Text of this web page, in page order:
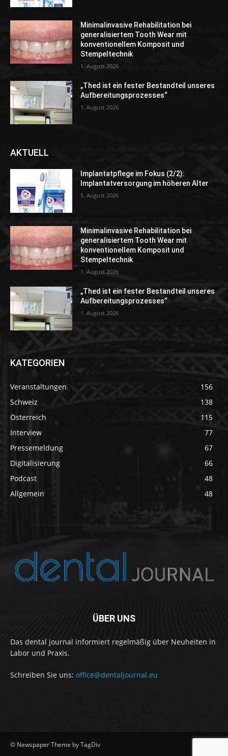
Minimalinvasive Rehabilitation bei
generalisiertem Tooth Wear mit
konventionellem Komposit und
Stempeltechnik
1. August 2026
„Thed ist ein fester Bestandteil unseres
Aufbereitungsprozesses“
1. August 2026
AKTUELL
Implantatpflege im Fokus (2/2):
Implantatversorgung im höheren Alter
5. August 2026
Minimalinvasive Rehabilitation bei
generalisiertem Tooth Wear mit
konventionellem Komposit und
Stempeltechnik
1. August 2026
„Thed ist ein fester Bestandteil unseres
Aufbereitungsprozesses“
1. August 2026
KATEGORIEN
Veranstaltungen
156
Schweiz
138
Österreich
115
Interview
77
Pressemeldung
67
Digitalisierung
66
Podcast
48
Allgemein
48
ÜBER UNS
Das dental journal informiert regelmäßig über Neuheiten in
Labor und Praxis.
Schreiben Sie uns: office@dentaljournal.eu
© Newspaper Theme by TagDiv